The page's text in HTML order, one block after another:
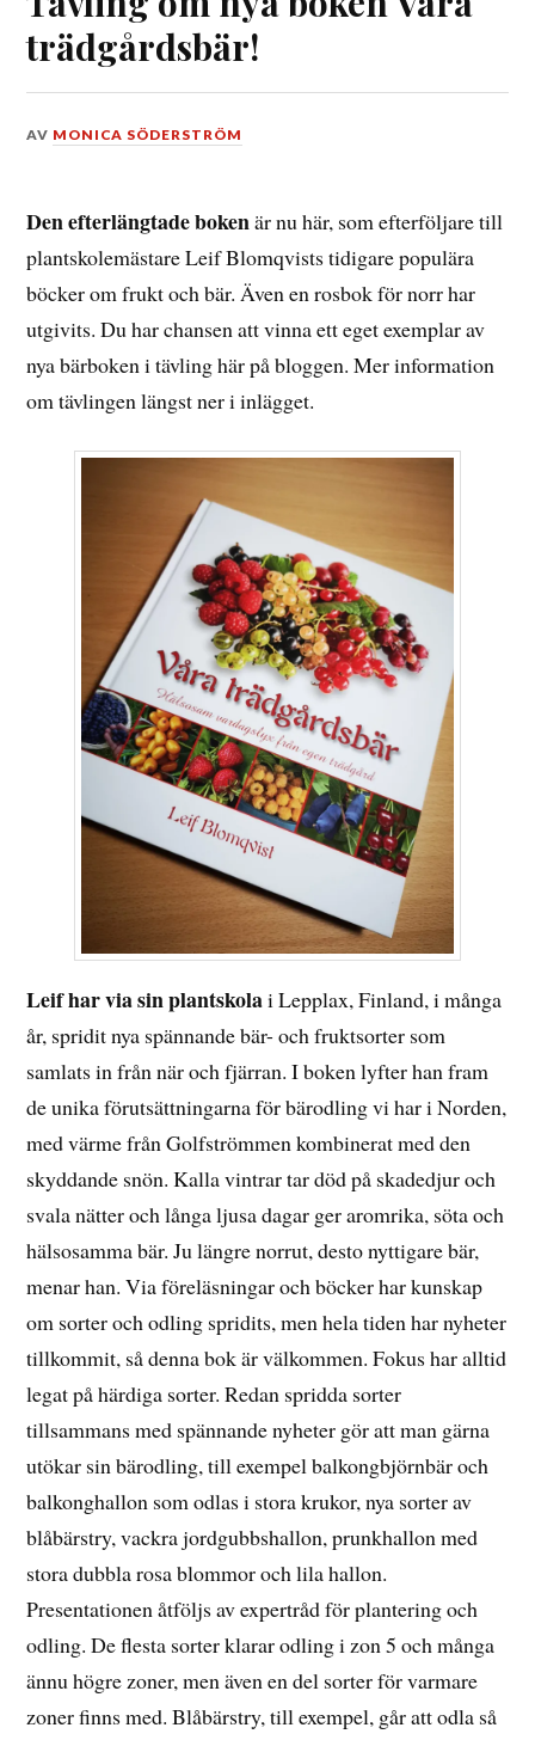
trädgårdsbär!
DEN
2021
AV MONICA SÖDERSTRÖM
Den efterlängtade bokenär nu här, som efterföljare till
plantskolemästare Leif Blomqvists tidigare populära
böcker om frukt och bär. Även en rosbok för norr har
utgivits. Du har chansen att vinna ett eget exemplar av
nya bärboken i tävling här på bloggen. Mer information
om tävlingen längst ner i inlägget.
Leif har via sin plantskolai Lepplax, Finland, i många
år, spridit nya spännande bär- och fruktsorter som
samlats in från när och fjärran. I boken lyfter han fram
de unika förutsättningarna för bärodling vi har i Norden,
med värme från Golfströmmen kombinerat med den
skyddande snön. Kalla vintrar tar död på skadedjur och
svala nätter och långa ljusa dagar ger aromrika, söta och
hälsosamma bär. Ju längre norrut, desto nyttigare bär,
menar han. Via föreläsningar och böcker har kunskap
om sorter och odling spridits, men hela tiden har nyheter
tillkommit, så denna bok är välkommen. Fokus har alltid
legat på härdiga sorter. Redan spridda sorter
tillsammans med spännande nyheter gör att man gärna
utökar sin bärodling, till exempel balkongbjörnbär och
balkonghallon som odlas i stora krukor, nya sorter av
blåbärstry, vackra jordgubbshallon, prunkhallon med
stora dubbla rosa blommor och lila hallon.
Presentationen åtföljs av expertråd för plantering och
odling. De flesta sorter klarar odling i zon 5 och många
ännu högre zoner, men även en del sorter för varmare
zoner finns med. Blåbärstry, till exempel, går att odla så